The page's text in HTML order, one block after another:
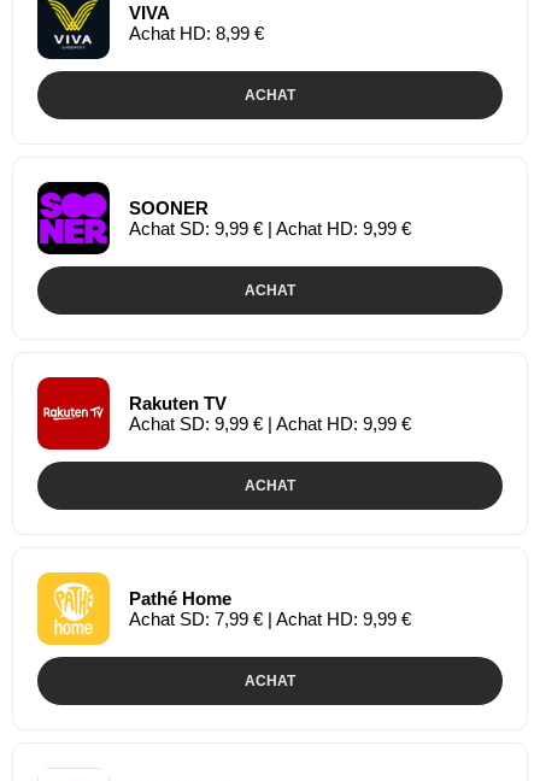
VIVA
Achat HD: 8,99 €
ACHAT
SOONER
Achat SD: 9,99 € | Achat HD: 9,99 €
ACHAT
Rakuten TV
Achat SD: 9,99 € | Achat HD: 9,99 €
ACHAT
Pathé Home
Achat SD: 7,99 € | Achat HD: 9,99 €
ACHAT